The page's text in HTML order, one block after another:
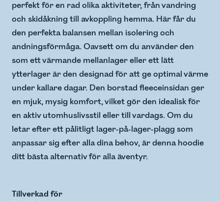
perfekt för en rad olika aktiviteter, från vandring
och skidåkning till avkoppling hemma. Här får du
den perfekta balansen mellan isolering och
andningsförmåga. Oavsett om du använder den
som ett värmande mellanlager eller ett lätt
ytterlager är den designad för att ge optimal värme
under kallare dagar. Den borstad fleeceinsidan ger
en mjuk, mysig komfort, vilket gör den idealisk för
en aktiv utomhuslivsstil eller till vardags. Om du
letar efter ett pålitligt lager-på-lager-plagg som
anpassar sig efter alla dina behov, är denna hoodie
ditt bästa alternativ för alla äventyr.
Tillverkad för